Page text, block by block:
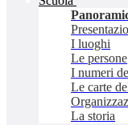
I luoghi
Le persone
I numeri
Le carte
La storia